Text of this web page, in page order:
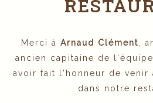
Merci à Arnaud Clément ,
ancien capitaine de
avoir fait l'honneur de venir
dans notre